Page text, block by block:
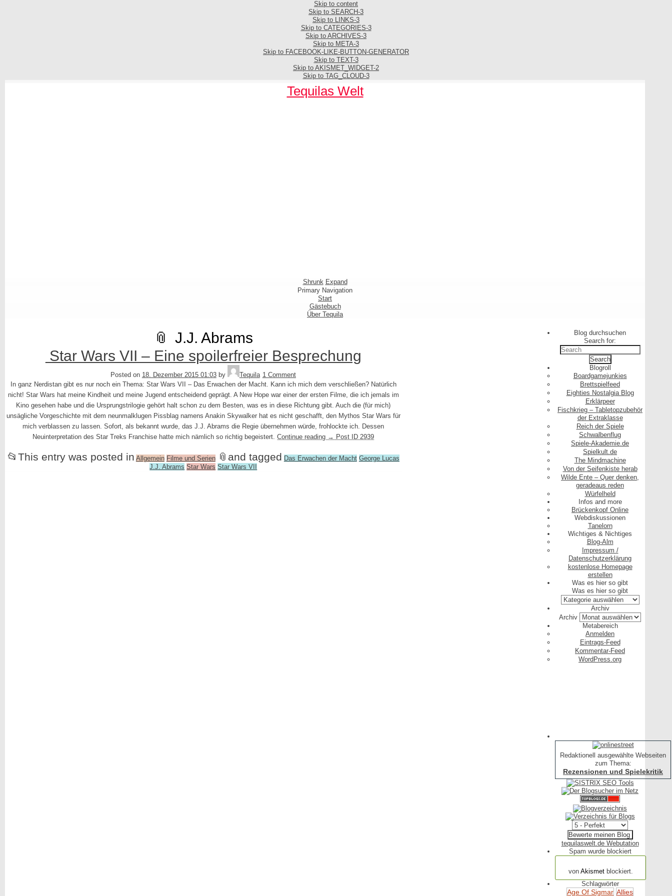
Skip to content
Skip to SEARCH-3
Skip to LINKS-3
Skip to CATEGORIES-3
Skip to ARCHIVES-3
Skip to META-3
Skip to FACEBOOK-LIKE-BUTTON-GENERATOR
Skip to TEXT-3
Skip to AKISMET_WIDGET-2
Skip to TAG_CLOUD-3
Tequilas Welt
Shrunk Expand
Primary Navigation
Start
Gästebuch
Über Tequila
J.J. Abrams
Star Wars VII – Eine spoilerfreier Besprechung
Posted on 18. Dezember 2015 01:03 by Tequila 1 Comment
In ganz Nerdistan gibt es nur noch ein Thema: Star Wars VII – Das Erwachen der Macht. Kann ich mich dem verschließen? Natürlich
nicht! Star Wars hat meine Kindheit und meine Jugend entscheidend geprägt. A New Hope war einer der ersten Filme, die ich jemals im
Kino gesehen habe und die Ursprungstrilogie gehört halt schon zu dem Besten, was es in diese Richtung gibt. Auch die (für mich)
unsägliche Vorgeschichte mit dem neunmalklugen Pissblag namens Anakin Skywalker hat es nicht geschafft, den Mythos Star Wars für
mich verblassen zu lassen. Sofort, als bekannt wurde, das J.J. Abrams die Regie übernehmen würde, frohlockte ich. Dessen
Neuinterpretation des Star Treks Franchise hatte mich nämlich so richtig begeistert.Continue reading → Post ID 2939
📂 This entry was posted in Allgemein Filme und Serien 📎 and tagged Das Erwachen der Macht George Lucas
J.J. Abrams Star Wars Star Wars VII
Blog durchsuchen
Search for:
Blogroll
Boardgamejunkies
Brettspielfeed
Eighties Nostalgia Blog
Erklärpeer
Fischkrieg – Tabletopzubehör
der Extraklasse
Reich der Spiele
Schwalbenflug
Spiele-Akademie.de
Spielkult.de
The Mindmachine
Von der Seifenkiste herab
Wilde Ente – Quer denken,
geradeaus reden
Würfelheld
Infos and more
Brückenkopf Online
Webdiskussionen
Tanelorn
Wichtiges & Nichtiges
Blog-Alm
Impressum /
Datenschutzerklärung
kostenlose Homepage
erstellen
Was es hier so gibt
Was es hier so gibt
Archiv
Archiv
Metabereich
Anmelden
Eintrags-Feed
Kommentar-Feed
WordPress.org
Redaktionell ausgewählte Webseiten
zum Thema:
Rezensionen und Spielekritik
tequilaswelt.de Webutation
Spam wurde blockiert
von Akismetblockiert.
Schlagwörter
Age Of Sigmar Allies